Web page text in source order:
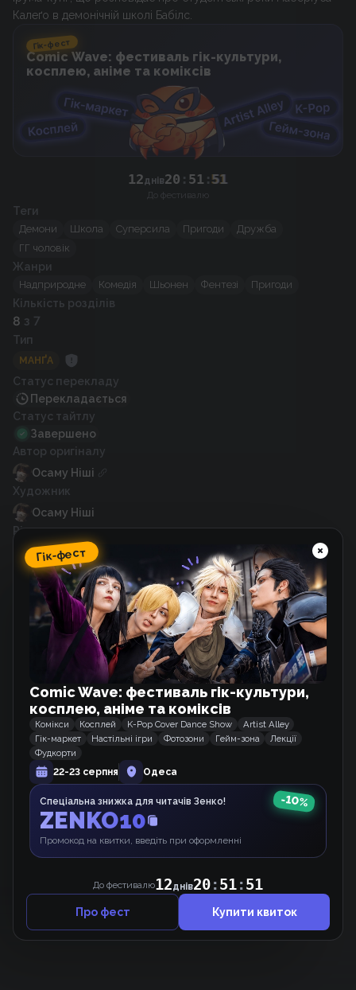
Калеґо в демонічній школі Бабілс.
Гік-фест
Comic Wave: фестиваль гік-культури,
косплею, аніме та коміксів
12днів20 : 51 :51
До фестивалю
Теги
Демони Школа Суперсила Пригоди
Дружба
ГГ чоловік
Жанри
Надприродне Комедія Шьонен Фентезі Пригоди
Кількість розділів
8 з 7
Тип
МАНҐА
Статус перекладу
Перекладається
Статус тайтлу
Завершено
Автор оригіналу
Осаму Ніші
Художник
Осаму Ніші
Рік випуску
2021
Схожі тайтли
Принцеса-віщунка
Манхва
Терпіння, Моя Леді!
Манхва
Моргана та Оз
Гік-фест
Comic Wave: фестиваль гік-культури,
косплею, аніме та коміксів
Комікси Косплей K-Pop Cover Dance Show
Artist Alley
Гік-маркет
Настільні ігри Фотозони Гейм-зона
Лекції
Фудкорти
22-23 серпня
Одеса
Спеціальна знижка для читачів Зенко!
ZENKO10
Промокод на квитки, введіть при оформленні
-10%
До фестивалю12днів20:51:51
Про фест Купити квиток